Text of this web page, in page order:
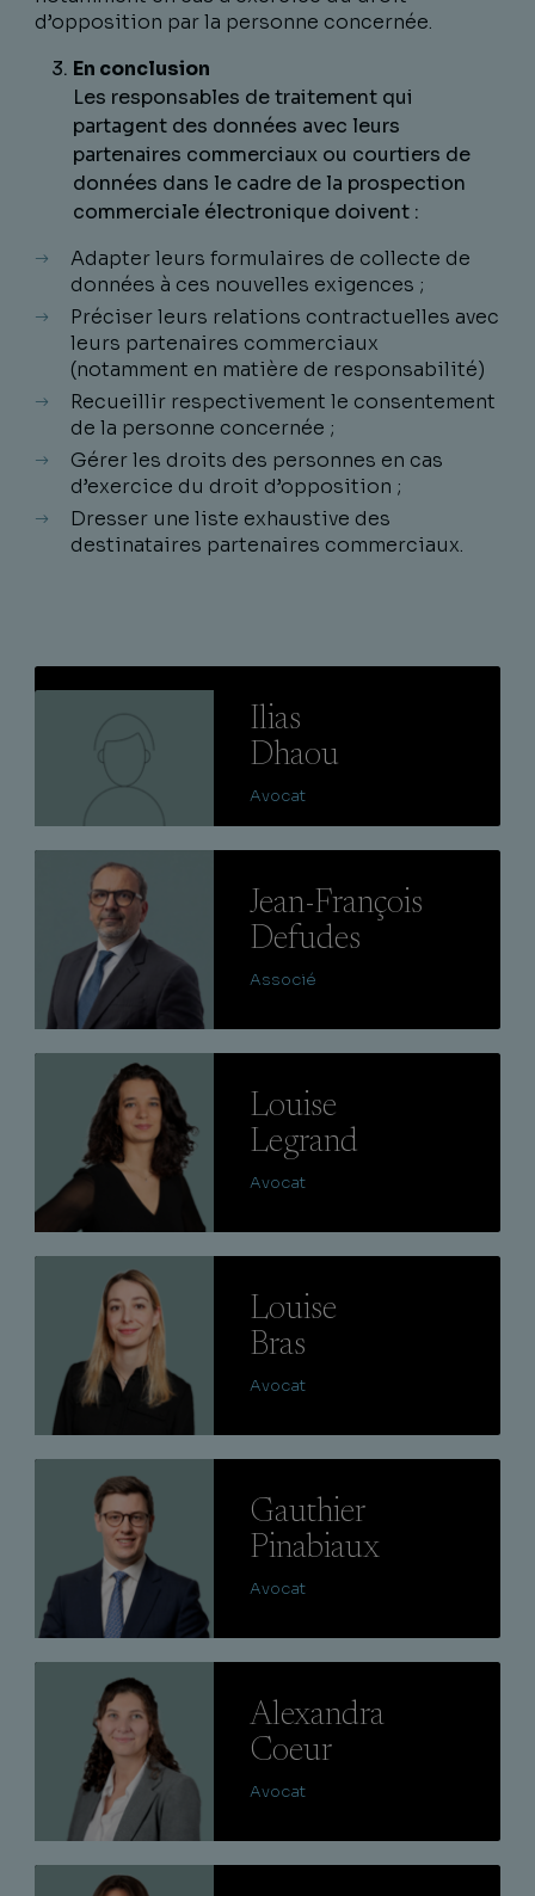
d’opposition par la personne concernée.
En conclusion
Les responsables de traitement qui
partagent des données avec leurs
partenaires commerciaux ou courtiers de
données dans le cadre de la prospection
commerciale électronique doivent :
Adapter leurs formulaires de collecte de
données à ces nouvelles exigences ;
Préciser leurs relations contractuelles avec
leurs partenaires commerciaux
(notamment en matière de responsabilité)
Recueillir respectivement le consentement
de la personne concernée ;
Gérer les droits des personnes en cas
d’exercice du droit d’opposition ;
Dresser une liste exhaustive des
destinataires partenaires commerciaux.
Ilias
Dhaou
Avocat
Jean-François
Defudes
Associé
Louise
Legrand
Avocat
Louise
Bras
Avocat
Gauthier
Pinabiaux
Avocat
Alexandra
Coeur
Avocat